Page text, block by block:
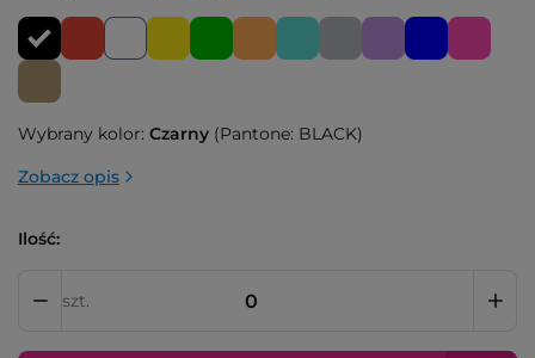
Wybrany kolor: Czarny (Pantone: BLACK)
Zobacz opis
Ilość:
szt.